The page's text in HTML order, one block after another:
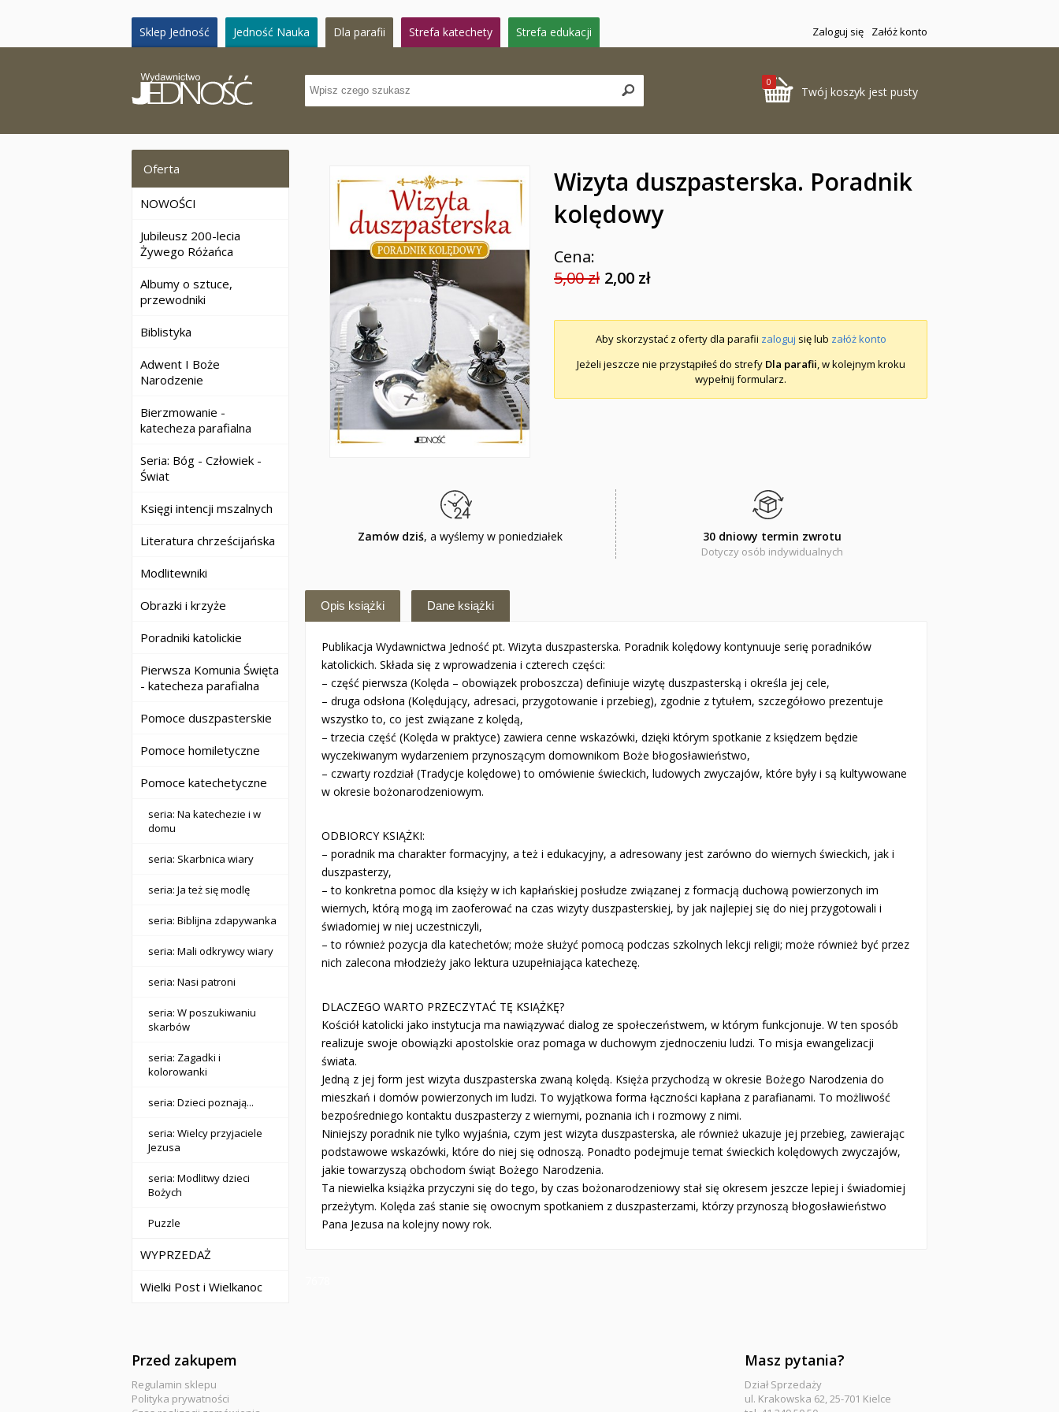
Sklep Jedność Jedność Nauka Dla parafii Strefa katechety Strefa edukacji Zaloguj się Załóż konto
0
Twój koszyk jest pusty
Oferta
NOWOŚCI
Jubileusz 200-lecia
Żywego Różańca
Albumy o sztuce,
przewodniki
Biblistyka
Adwent I Boże
Narodzenie
Bierzmowanie -
katecheza parafialna
Seria: Bóg - Człowiek -
Świat
Księgi intencji mszalnych
Literatura chrześcijańska
Modlitewniki
Obrazki i krzyże
Poradniki katolickie
Pierwsza Komunia Święta
- katecheza parafialna
Pomoce duszpasterskie
Pomoce homiletyczne
Pomoce katechetyczne
seria: Na katechezie i w
domu
seria: Skarbnica wiary
seria: Ja też się modlę
seria: Biblijna zdapywanka
seria: Mali odkrywcy wiary
seria: Nasi patroni
seria: W poszukiwaniu
skarbów
seria: Zagadki i
kolorowanki
seria: Dzieci poznają...
seria: Wielcy przyjaciele
Jezusa
seria: Modlitwy dzieci
Bożych
Puzzle
WYPRZEDAŻ
Wielki Post i Wielkanoc
Wizyta duszpasterska. Poradnik
kolędowy
Cena:
5,00 zł 2,00 zł
Aby skorzystać z oferty dla parafii zaloguj się lub załóż konto
Jeżeli jeszcze nie przystąpiłeś do strefy Dla parafii, w kolejnym kroku
wypełnij formularz.
Zamów dziś, a wyślemy w poniedziałek 30 dniowy termin zwrotu
Dotyczy osób indywidualnych
Opis książki Dane książki
Publikacja Wydawnictwa Jedność pt. Wizyta duszpasterska. Poradnik kolędowy kontynuuje serię poradników
katolickich. Składa się z wprowadzenia i czterech części:
– część pierwsza (Kolęda – obowiązek proboszcza) definiuje wizytę duszpasterską i określa jej cele,
– druga odsłona (Kolędujący, adresaci, przygotowanie i przebieg), zgodnie z tytułem, szczegółowo prezentuje
wszystko to, co jest związane z kolędą,
– trzecia część (Kolęda w praktyce) zawiera cenne wskazówki, dzięki którym spotkanie z księdzem będzie
wyczekiwanym wydarzeniem przynoszącym domownikom Boże błogosławieństwo,
– czwarty rozdział (Tradycje kolędowe) to omówienie świeckich, ludowych zwyczajów, które były i są kultywowane
w okresie bożonarodzeniowym.
ODBIORCY KSIĄŻKI:
– poradnik ma charakter formacyjny, a też i edukacyjny, a adresowany jest zarówno do wiernych świeckich, jak i
duszpasterzy,
– to konkretna pomoc dla księży w ich kapłańskiej posłudze związanej z formacją duchową powierzonych im
wiernych, którą mogą im zaoferować na czas wizyty duszpasterskiej, by jak najlepiej się do niej przygotowali i
świadomiej w niej uczestniczyli,
– to również pozycja dla katechetów; może służyć pomocą podczas szkolnych lekcji religii; może również być przez
nich zalecona młodzieży jako lektura uzupełniająca katechezę.
DLACZEGO WARTO PRZECZYTAĆ TĘ KSIĄŻKĘ?
Kościół katolicki jako instytucja ma nawiązywać dialog ze społeczeństwem, w którym funkcjonuje. W ten sposób
realizuje swoje obowiązki apostolskie oraz pomaga w duchowym zjednoczeniu ludzi. To misja ewangelizacji
świata.
Jedną z jej form jest wizyta duszpasterska zwaną kolędą. Księża przychodzą w okresie Bożego Narodzenia do
mieszkań i domów powierzonych im ludzi. To wyjątkowa forma łączności kapłana z parafianami. To możliwość
bezpośredniego kontaktu duszpasterzy z wiernymi, poznania ich i rozmowy z nimi.
Niniejszy poradnik nie tylko wyjaśnia, czym jest wizyta duszpasterska, ale również ukazuje jej przebieg, zawierając
podstawowe wskazówki, które do niej się odnoszą. Ponadto podejmuje temat świeckich kolędowych zwyczajów,
jakie towarzyszą obchodom świąt Bożego Narodzenia.
Ta niewielka książka przyczyni się do tego, by czas bożonarodzeniowy stał się okresem jeszcze lepiej i świadomiej
przeżytym. Kolęda zaś stanie się owocnym spotkaniem z duszpasterzami, którzy przynoszą błogosławieństwo
Pana Jezusa na kolejny nowy rok.
Przed zakupem
Regulamin sklepu
Polityka prywatności
Masz pytania?
Dział Sprzedaży
ul. Krakowska 62, 25-701 Kielce